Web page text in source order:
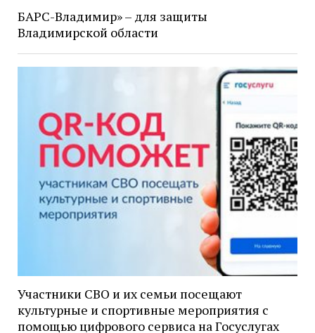
БАРС-Владимир» – для защиты
Владимирской области
Участники СВО и их семьи посещают
культурные и спортивные мероприятия с
помощью цифрового сервиса на Госуслугах